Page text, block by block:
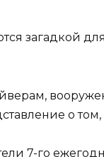
загадкой
о том,
7-го